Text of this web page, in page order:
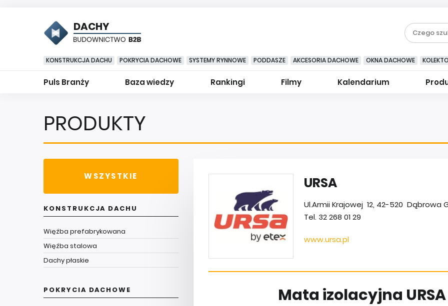
DACHY
KONSTRUKCJA DACHU POKRYCIA DACHOWE SYSTEMY RYNNOWE PODDASZE AKCESORIA DACHOWE OKNA DACHOWE
Puls Branży Baza wiedzy Rankingi Filmy Kalendarium
PRODUKTY
WSZYSTKIE
KONSTRUKCJA DACHU
Więźba prefabrykowana
Więźba stalowa
Dachy płaskie
POKRYCIA DACHOWE
URSA
Ul.Armii Krajowej 12, 42-520 Dąbrowa
Tel. 32 268 01 29
www.ursa.pl
Mata izolacyjna URSA